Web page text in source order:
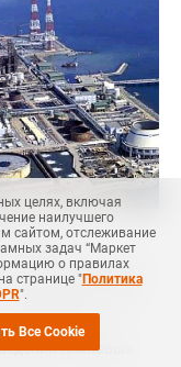
Formosa
производитель
графику 8 июня
№ 1 в
плановых
целях, включая
наилучшего
сайтом, отслеживание
задач “Маркет
о правилах
странице "Политика
".
Все Cookie